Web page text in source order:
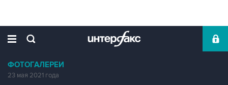
ФОТОГАЛЕРЕИ
23 мая 2021 года